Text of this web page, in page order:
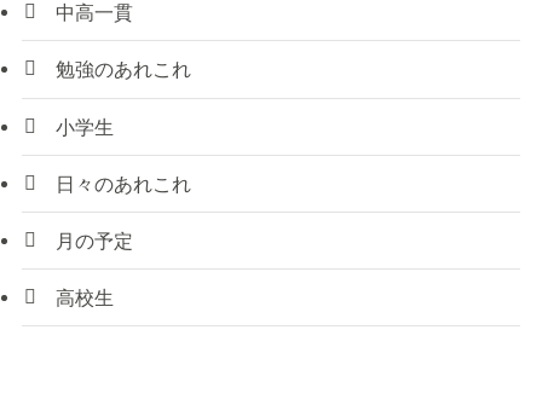
中高一貫
勉強のあれこれ
小学生
日々のあれこれ
月の予定
高校生